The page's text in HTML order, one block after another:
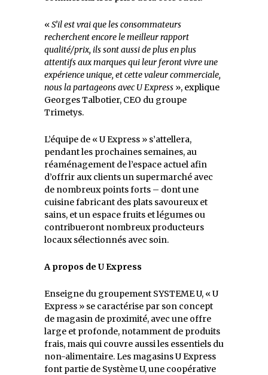
«S’il est vrai que les consommateurs
recherchent encore le meilleur rapport
qualité/prix, ils sont aussi de plus en plus
attentifs aux marques qui leur feront vivre une
expérience unique, et cette valeur commerciale,
nous la partageons avec U Express », explique
Georges Talbotier, CEO du groupe
Trimetys.
L’équipe de « U Express » s’attellera,
pendant les prochaines semaines, au
réaménagement de l’espace actuel afin
d’offrir aux clients un supermarché avec
de nombreux points forts – dont une
cuisine fabricant des plats savoureux et
sains, et un espace fruits et légumes ou
contribueront nombreux producteurs
locaux sélectionnés avec soin.
A propos de U Express
Enseigne du groupement SYSTEME U, « U
Express » se caractérise par son concept
de magasin de proximité, avec une offre
large et profonde, notamment de produits
frais, mais qui couvre aussi les essentiels du
non-alimentaire. Les magasins U Express
font partie de Système U, une coopérative